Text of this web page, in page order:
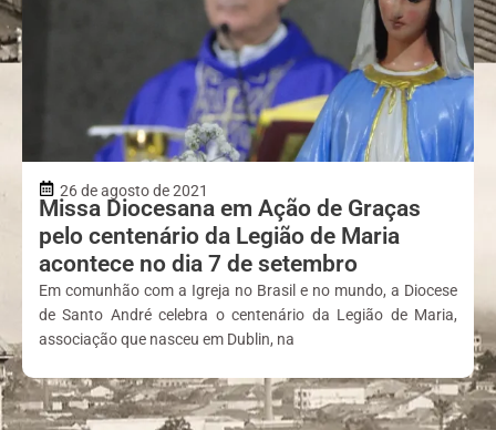
26 de agosto de 2021
Missa Diocesana em Ação de Graças
pelo centenário da Legião de Maria
acontece no dia 7 de setembro
Em comunhão com a Igreja no Brasil e no mundo, a Diocese
de Santo André celebra o centenário da Legião de Maria,
associação que nasceu em Dublin, na